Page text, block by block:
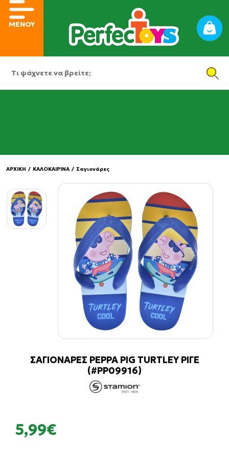
ΜΕΝΟΥ
ΑΡΧΙΚΗ / ΚΑΛΟΚΑΙΡΙΝΑ / Σαγιονάρες
ΣΑΓΙΟΝΑΡΕΣ PEPPA PIG TURTLEY ΡΙΓΕ
(#PP09916)
5,99€